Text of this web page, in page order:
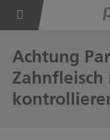
Achtung
Zahnfleisch